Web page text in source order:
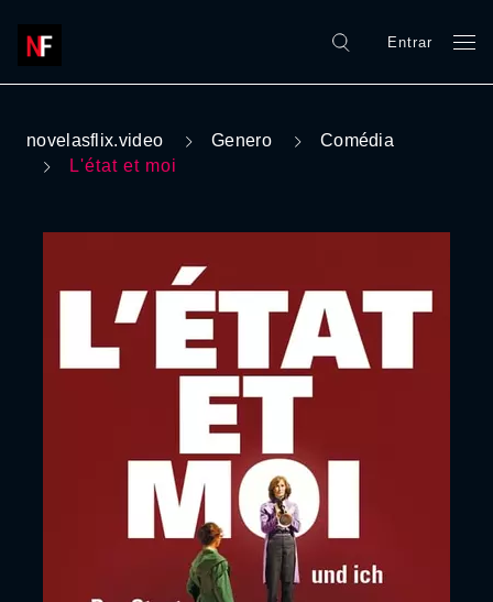
Entrar
novelasflix.video Genero
Comédia
L'état et moi